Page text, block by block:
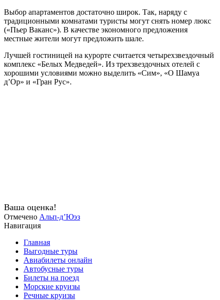
Выбор апартаментов достаточно широк. Так, наряду с
традиционными комнатами туристы могут снять номер люкс
(«Пьер Ваканс»). В качестве экономного предложения
местные жители могут предложить шале.
Лучшей гостиницей на курорте считается четырехзвездочный
комплекс «Белых Медведей». Из трехзвездочных отелей с
хорошими условиями можно выделить «Сим», «О Шамуа
д’Ор» и «Гран Рус».
Ваша оценка!
Отмечено Альп-д’Юэз
Навигация
Главная
Выгодные туры
Авиабилеты онлайн
Автобусные туры
Билеты на поезд
Морские круизы
Речные круизы